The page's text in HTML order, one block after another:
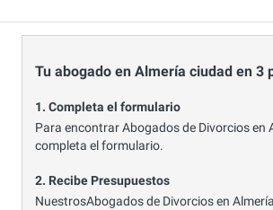
Tu abogado en Almería ciudad en 3
1. Completa el formulario
Para encontrar Abogados de Divorcios en
completa el formulario.
2. Recibe Presupuestos
NuestrosAbogados de Divorcios en